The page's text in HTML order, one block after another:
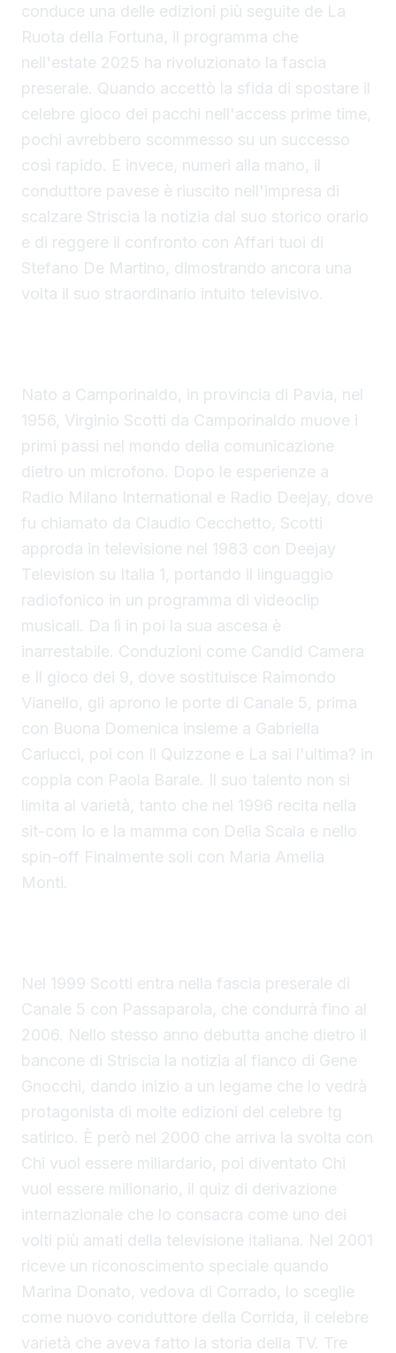
conduce una delle edizioni più seguite de La
Ruota della Fortuna, il programma che
nell'estate 2025 ha rivoluzionato la fascia
preserale. Quando accettò la sfida di spostare il
celebre gioco dei pacchi nell'access prime time,
pochi avrebbero scommesso su un successo
così rapido. E invece, numeri alla mano, il
conduttore pavese è riuscito nell'impresa di
scalzare Striscia la notizia dal suo storico orario
e di reggere il confronto con Affari tuoi di
Stefano De Martino, dimostrando ancora una
volta il suo straordinario intuito televisivo.
Nato a Camporinaldo, in provincia di Pavia, nel
1956, Virginio Scotti da Camporinaldo muove i
primi passi nel mondo della comunicazione
dietro un microfono. Dopo le esperienze a
Radio Milano International e Radio Deejay, dove
fu chiamato da Claudio Cecchetto, Scotti
approda in televisione nel 1983 con Deejay
Television su Italia 1, portando il linguaggio
radiofonico in un programma di videoclip
musicali. Da lì in poi la sua ascesa è
inarrestabile. Conduzioni come Candid Camera
e Il gioco dei 9, dove sostituisce Raimondo
Vianello, gli aprono le porte di Canale 5, prima
con Buona Domenica insieme a Gabriella
Carlucci, poi con Il Quizzone e La sai l'ultima? in
coppia con Paola Barale. Il suo talento non si
limita al varietà, tanto che nel 1996 recita nella
sit-com Io e la mamma con Delia Scala e nello
spin-off Finalmente soli con Maria Amelia
Monti.
Nel 1999 Scotti entra nella fascia preserale di
Canale 5 con Passaparola, che condurrà fino al
2006. Nello stesso anno debutta anche dietro il
bancone di Striscia la notizia al fianco di Gene
Gnocchi, dando inizio a un legame che lo vedrà
protagonista di molte edizioni del celebre tg
satirico. È però nel 2000 che arriva la svolta con
Chi vuol essere miliardario, poi diventato Chi
vuol essere milionario, il quiz di derivazione
internazionale che lo consacra come uno dei
volti più amati della televisione italiana. Nel 2001
riceve un riconoscimento speciale quando
Marina Donato, vedova di Corrado, lo sceglie
come nuovo conduttore della Corrida, il celebre
varietà che aveva fatto la storia della TV. Tre